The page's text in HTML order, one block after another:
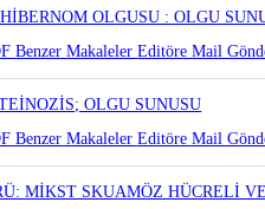
Benzer MakalelerEditöre Mail
OLGUSU : OLGU
Benzer MakalelerEditöre Mail
OLGU SUNUSU
Benzer MakalelerEditöre Mail